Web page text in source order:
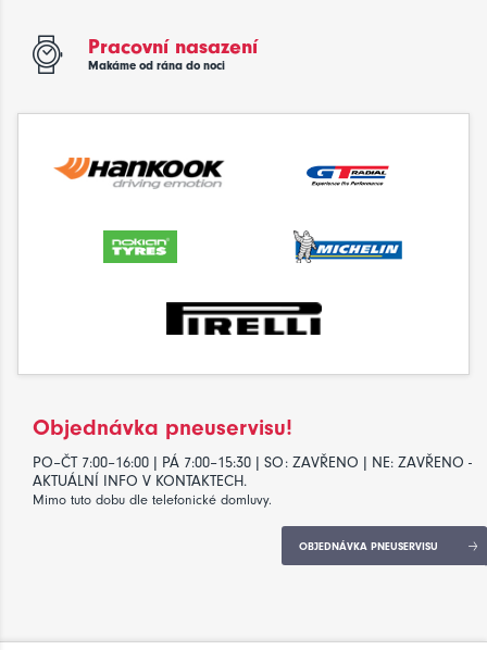
Pracovní nasazení
Makáme od rána do noci
Objednávka pneuservisu!
PO–ČT 7:00–16:00 | PÁ 7:00–15:30 | SO: ZAVŘENO | NE: ZAVŘENO -
AKTUÁLNÍ INFO V KONTAKTECH.
Mimo tuto dobu dle telefonické domluvy.
OBJEDNÁVKA PNEUSERVISU